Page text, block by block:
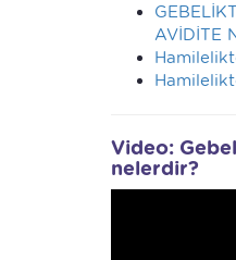
AVİDİTE
Video:
nelerdir?